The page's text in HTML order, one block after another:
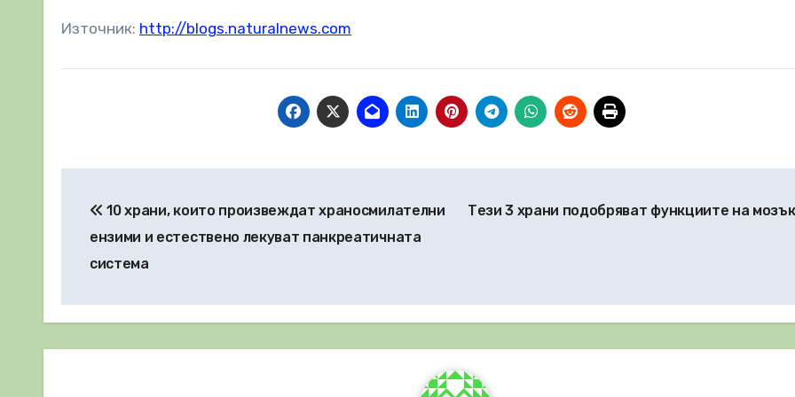
Източник: http://blogs.naturalnews.com
10 храни, които произвеждат храносмилателни
ензими и естествено лекуват панкреатичната
система
Тези 3 храни подобряват функциите на